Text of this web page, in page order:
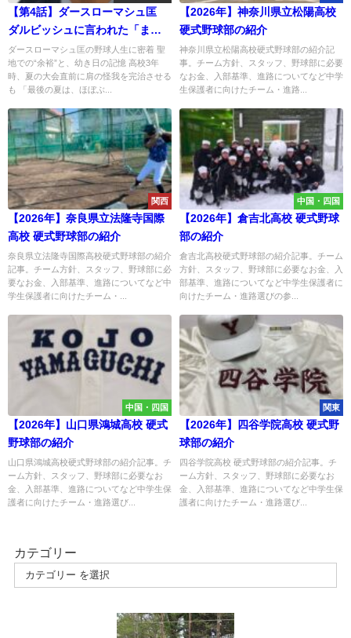
【第4話】ダースローマシュ匡
ダルビッシュに言われた「まぁ
クビやろな」の真意…
ダースローマシュ匡の野球人生に密着 聖
地での“余裕”と、幼き日の記憶 高校3年
時、夏の大会直前に肩の怪我を完治させる
も 「最後の夏は、ほぼぶ...
【2026年】神奈川県立松陽高校
硬式野球部の紹介
神奈川県立松陽高校硬式野球部の紹介記
事。チーム方針、スタッフ、野球部に必要
なお金、入部基準、進路についてなど中学
生保護者に向けたチーム・進路...
関西
【2026年】奈良県立法隆寺国際
高校 硬式野球部の紹介
奈良県立法隆寺国際高校硬式野球部の紹介
記事。チーム方針、スタッフ、野球部に必
要なお金、入部基準、進路についてなど中
学生保護者に向けたチーム・...
中国・四国
【2026年】倉吉北高校 硬式野球
部の紹介
倉吉北高校硬式野球部の紹介記事。チーム
方針、スタッフ、野球部に必要なお金、入
部基準、進路についてなど中学生保護者に
向けたチーム・進路選びの参...
中国・四国
【2026年】山口県鴻城高校 硬式
野球部の紹介
山口県鴻城高校硬式野球部の紹介記事。チ
ーム方針、スタッフ、野球部に必要なお
金、入部基準、進路についてなど中学生保
護者に向けたチーム・進路選び...
関東
【2026年】四谷学院高校 硬式野
球部の紹介
四谷学院高校 硬式野球部の紹介記事。チ
ーム方針、スタッフ、野球部に必要なお
金、入部基準、進路についてなど中学生保
護者に向けたチーム・進路選び...
カテゴリー